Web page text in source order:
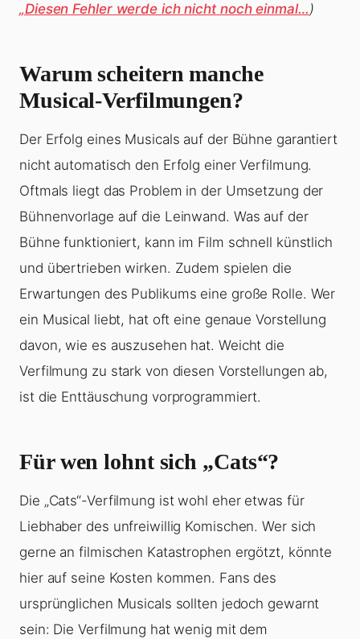
„Diesen Fehler werde ich nicht noch einmal…)
Warum scheitern manche
Musical-Verfilmungen?
Der Erfolg eines Musicals auf der Bühne garantiert
nicht automatisch den Erfolg einer Verfilmung.
Oftmals liegt das Problem in der Umsetzung der
Bühnenvorlage auf die Leinwand. Was auf der
Bühne funktioniert, kann im Film schnell künstlich
und übertrieben wirken. Zudem spielen die
Erwartungen des Publikums eine große Rolle. Wer
ein Musical liebt, hat oft eine genaue Vorstellung
davon, wie es auszusehen hat. Weicht die
Verfilmung zu stark von diesen Vorstellungen ab,
ist die Enttäuschung vorprogrammiert.
Für wen lohnt sich „Cats“?
Die „Cats“-Verfilmung ist wohl eher etwas für
Liebhaber des unfreiwillig Komischen. Wer sich
gerne an filmischen Katastrophen ergötzt, könnte
hier auf seine Kosten kommen. Fans des
ursprünglichen Musicals sollten jedoch gewarnt
sein: Die Verfilmung hat wenig mit dem